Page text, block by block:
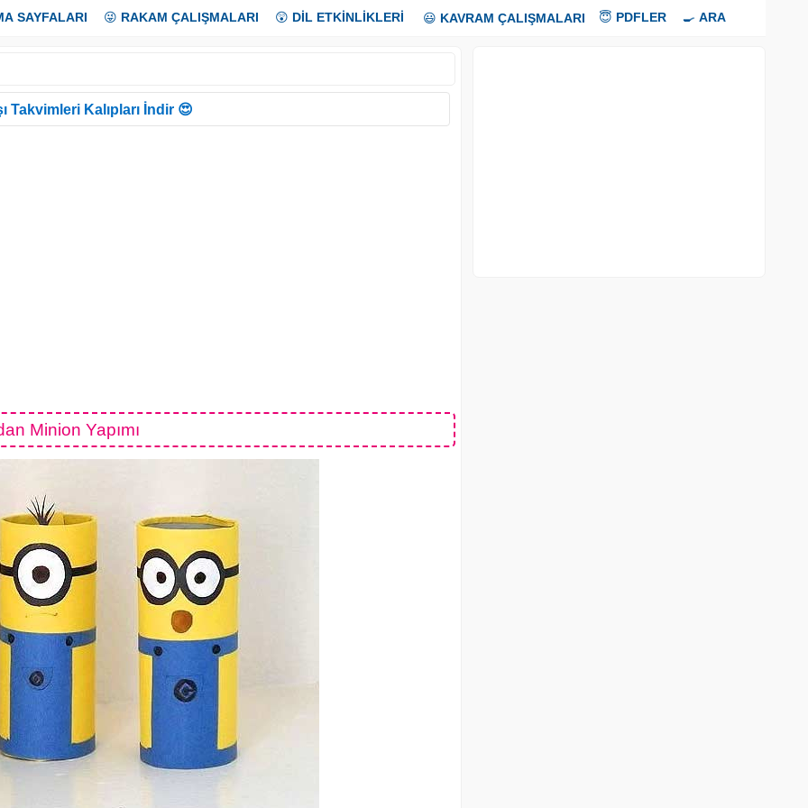
SAYFALARI 😜 RAKAM ÇALIŞMALARI 😲 DİL ETKİNLİKLERİ 😃 KAVRAM ÇALIŞMALARI 😇 PDFLER 🍳 ARA
Takvimleri Kalıpları İndir 😍
Minion Yapımı